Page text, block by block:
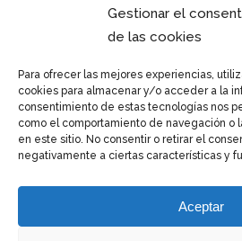
Gestionar el
de las cookies
Para ofrecer las mejores experiencias,
cookies para almacenar y/o acceder a la
consentimiento de estas tecnologías nos
como el comportamiento de navegación o
en este sitio. No consentir o retirar el
negativamente a ciertas características y
Aceptar